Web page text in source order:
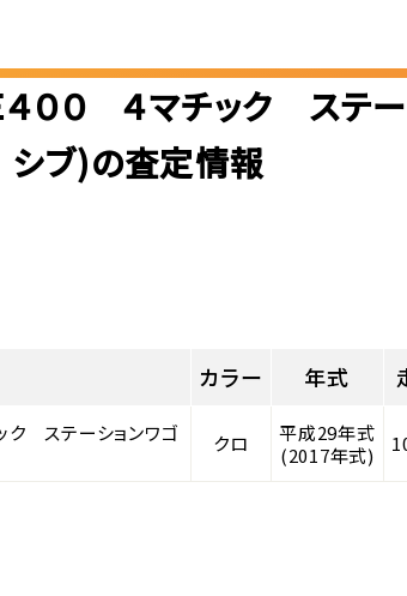
００ ４マチック ステ
シブ)の査定情報
カラー 年式
ク ステーションワゴ
クロ
平成29年式
(2017年式)